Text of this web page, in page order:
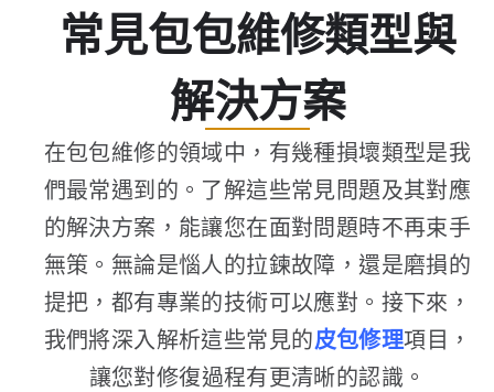
常見包包維修類型與
解決方案
在包包維修的領域中，有幾種損壞類型是我
們最常遇到的。了解這些常見問題及其對應
的解決方案，能讓您在面對問題時不再束手
無策。無論是惱人的拉鍊故障，還是磨損的
提把，都有專業的技術可以應對。接下來，
我們將深入解析這些常見的皮包修理項目，
讓您對修復過程有更清晰的認識。